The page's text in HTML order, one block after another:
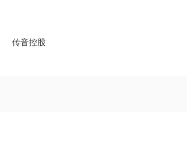
传音控股